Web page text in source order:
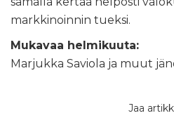
markkinoinnin tueksi.
Mukavaa helmikuuta:
Marjukka Saviola ja muut
Jaa